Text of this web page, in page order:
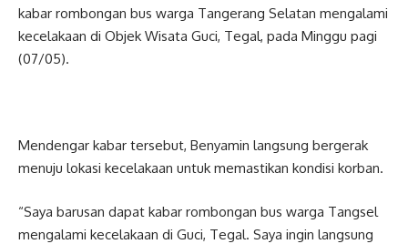
kabar rombongan bus warga Tangerang Selatan mengalami
kecelakaan di Objek Wisata Guci, Tegal, pada Minggu pagi
(07/05).
Mendengar kabar tersebut, Benyamin langsung bergerak
menuju lokasi kecelakaan untuk memastikan kondisi korban.
“Saya barusan dapat kabar rombongan bus warga Tangsel
mengalami kecelakaan di Guci, Tegal. Saya ingin langsung